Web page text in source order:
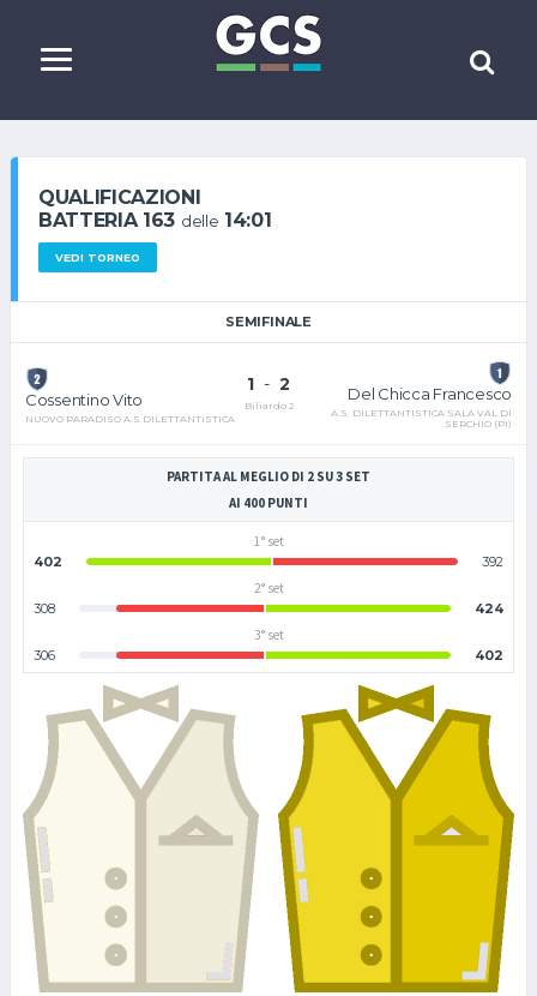
QUALIFICAZIONI
BATTERIA 163 delle 14:01
VEDI TORNEO
SEMIFINALE
Cossentino Vito
NUOVO PARADISO A.S.DILETTANTISTICA
1 - 2
Biliardo 2
Del Chicca Francesco
A.S. DILETTANTISTICA SALA VAL DI
SERCHIO (PI)
PARTITA AL MEGLIO DI 2 SU 3 SET
AI 400 PUNTI
1° set
402
392
2° set
308
424
3° set
306
402